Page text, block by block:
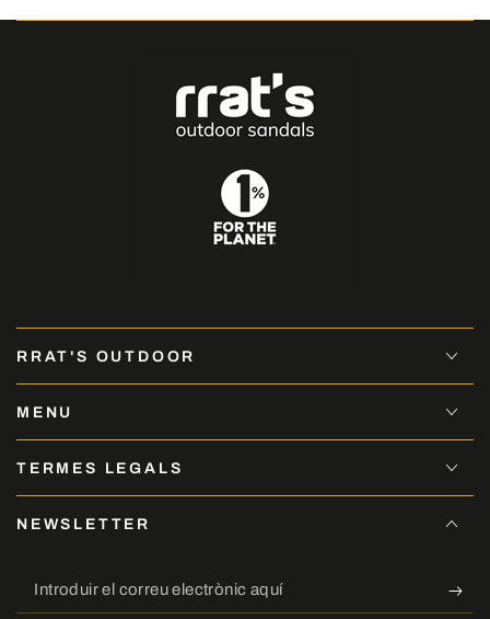
RRAT'S OUTDOOR
MENU
TERMES LEGALS
NEWSLETTER
Introduir